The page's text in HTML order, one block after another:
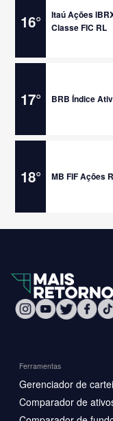
16°
Itaú Ações
Classe FIC RL
17° BRB Índice
18° MB FIF Ações
Ferramentas
Gerenciador de
Comparador de